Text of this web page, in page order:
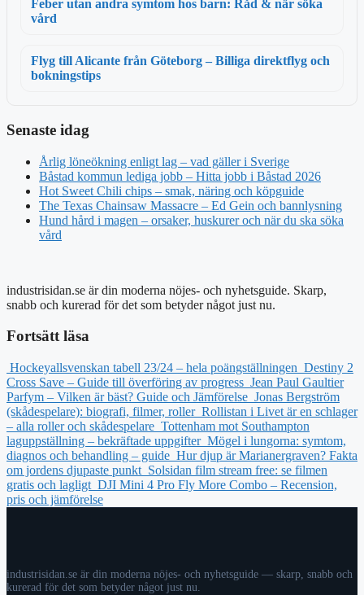
Feber utan andra symtom hos barn: Råd & när söka
vård
Flyg till Alicante från Göteborg – Billiga direktflyg och
bokningstips
Senaste idag
Årlig löneökning enligt lag – vad gäller i Sverige
Båstad kommun lediga jobb – Hitta jobb i Båstad 2026
Hot Sweet Chili chips – smak, näring och köpguide
The Texas Chainsaw Massacre – Ed Gein och bannlysning
Hund hård i magen – orsaker, huskurer och när du ska söka
vård
industrisidan.se är din moderna nöjes- och nyhetsguide. Skarp,
snabb och kurerad för det som betyder något just nu.
Fortsätt läsa
Hockeyallsvenskan tabell 23/24 – hela poängställningen Destiny 2
Cross Save – Guide till överföring av progress Jean Paul Gaultier
Parfym – Vilken är bäst? Guide och Jämförelse Jonas Bergström
(skådespelare): biografi, filmer, roller Rollistan i Livet är en schlager
– alla roller och skådespelare Tottenham mot Southampton
laguppställning – bekräftade uppgifter Mögel i lungorna: symtom,
diagnos och behandling – guide Hur djup är Marianergraven? Fakta
om jordens djupaste punkt Solsidan film stream free: se filmen
gratis och lagligt DJI Mini 4 Pro Fly More Combo – Recension,
pris och jämförelse
industrisidan.se är din moderna nöjes- och nyhetsguide — skarp, snabb och
kurerad för det som betyder något just nu.